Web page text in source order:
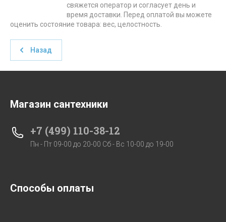
свяжется оператор и согласует день и
время доставки. Перед оплатой вы можете
оценить состояние товара: вес, целостность.
Назад
Магазин сантехники
+7 (499) 110-38-12
Пн - Пт 09-00 до 20-00 Сб - Вс 10-00 до 19-00
Способы оплаты